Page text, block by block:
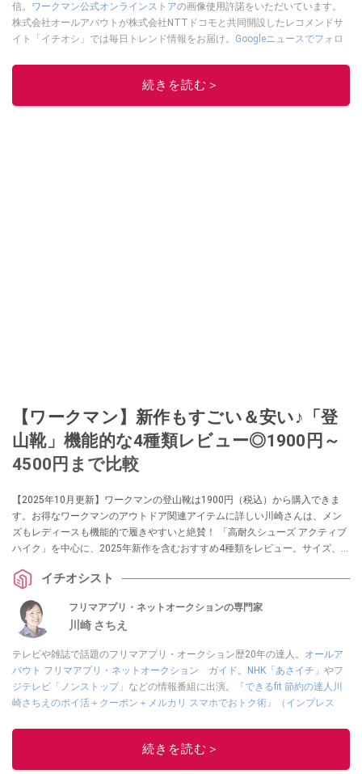
信。 ワークマン公式オンラインストアの画像使用許諾をいただいています。
株式会社オールアバウトが株式会社NTTドコモと共同開設したレコメンドサ
イト「イチオシ」では毎日トレンド情報をお届け。 Googleニュースでフォロ
このイチオシストの他の記事を読む
続きを読む＞
【ワークマン】新作もすごい＆安い♪「登
山靴」機能的な4種類レビュー◎1900円～
4500円まで比較
【2025年10月更新】ワークマンの登山靴は1900円（税込）から購入できま
す。お得なワークマンのアウトドア関連アイテムに詳しい川崎さんは、メン
ズもレディースも機能的で履きやすいと絶賛！ 「高耐久シューズ アクティブ
ハイク」を中心に、2025年新作を含むおすすめ4種類をレビュー。サイズ、
イチオシスト
フリマアプリ・ネットオークションの専門家
川崎 さちえ
テレビや雑誌で話題のフリマアプリ・オークション歴20年の達人。 オールア
バウト フリマアプリ・ネットオークション ガイド 。 NHK「あさイチ」 やフ
ジテレビ「ノンストップ」 などの情報番組に出演。
『できるfit 節約の達人川
崎さちえのポイ活＋クーポン＋メルカリ スマホでおトク術』（インプレス
的に稼ぐ！』（翔泳社刊）
■経歴：2003年、夫が子育てをするために、突然会社を辞める。翌月からの
続きを読む＞